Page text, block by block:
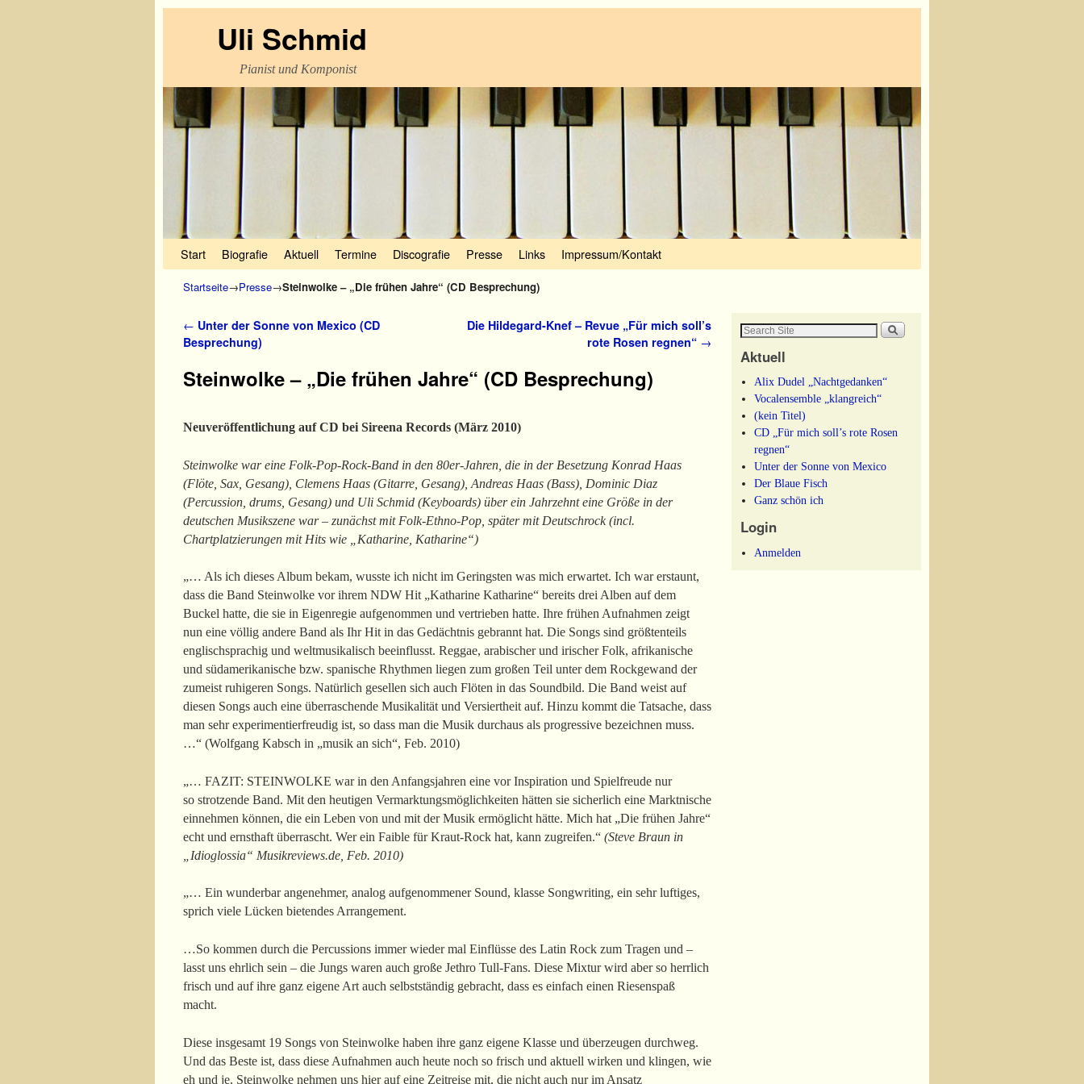
Uli Schmid
Pianist und Komponist
Start Biografie Aktuell Termine Discografie Presse Links Impressum/Kontakt
Startseite→Presse→Steinwolke – „Die frühen Jahre“ (CD Besprechung)
Artikelnavigation
← Unter der Sonne von Mexico (CD
Besprechung)
Die Hildegard-Knef – Revue „Für mich soll’s
rote Rosen regnen“ →
Steinwolke – „Die frühen Jahre“ (CD Besprechung)
Neuveröffentlichung auf CD bei Sireena Records (März 2010)
Steinwolke war eine Folk-Pop-Rock-Band in den 80er-Jahren, die in der Besetzung Konrad Haas
(Flöte, Sax, Gesang), Clemens Haas (Gitarre, Gesang), Andreas Haas (Bass), Dominic Diaz
(Percussion, drums, Gesang) und Uli Schmid (Keyboards) über ein Jahrzehnt eine Größe in der
deutschen Musikszene war – zunächst mit Folk-Ethno-Pop, später mit Deutschrock (incl.
Chartplatzierungen mit Hits wie „Katharine, Katharine“)
„… Als ich dieses Album bekam, wusste ich nicht im Geringsten was mich erwartet. Ich war erstaunt,
dass die Band Steinwolke vor ihrem NDW Hit „Katharine Katharine“ bereits drei Alben auf dem
Buckel hatte, die sie in Eigenregie aufgenommen und vertrieben hatte. Ihre frühen Aufnahmen zeigt
nun eine völlig andere Band als Ihr Hit in das Gedächtnis gebrannt hat. Die Songs sind größtenteils
englischsprachig und weltmusikalisch beeinflusst. Reggae, arabischer und irischer Folk, afrikanische
und südamerikanische bzw. spanische Rhythmen liegen zum großen Teil unter dem Rockgewand der
zumeist ruhigeren Songs. Natürlich gesellen sich auch Flöten in das Soundbild. Die Band weist auf
diesen Songs auch eine überraschende Musikalität und Versiertheit auf. Hinzu kommt die Tatsache, dass
man sehr experimentierfreudig ist, so dass man die Musik durchaus als progressive bezeichnen muss.
…“ (Wolfgang Kabsch in „musik an sich“, Feb. 2010)
„… FAZIT: STEINWOLKE war in den Anfangsjahren eine vor Inspiration und Spielfreude nur
so strotzende Band. Mit den heutigen Vermarktungsmöglichkeiten hätten sie sicherlich eine Marktnische
einnehmen können, die ein Leben von und mit der Musik ermöglicht hätte. Mich hat „Die frühen Jahre“
echt und ernsthaft überrascht. Wer ein Faible für Kraut-Rock hat, kann zugreifen.“ (Steve Braun in
„Idioglossia“ Musikreviews.de, Feb. 2010)
„… Ein wunderbar angenehmer, analog aufgenommener Sound, klasse Songwriting, ein sehr luftiges,
sprich viele Lücken bietendes Arrangement.
…So kommen durch die Percussions immer wieder mal Einflüsse des Latin Rock zum Tragen und –
lasst uns ehrlich sein – die Jungs waren auch große Jethro Tull-Fans. Diese Mixtur wird aber so herrlich
frisch und auf ihre ganz eigene Art auch selbstständig gebracht, dass es einfach einen Riesenspaß
macht.
Diese insgesamt 19 Songs von Steinwolke haben ihre ganz eigene Klasse und überzeugen durchweg.
Und das Beste ist, dass diese Aufnahmen auch heute noch so frisch und aktuell wirken und klingen, wie
eh und je. Steinwolke nehmen uns hier auf eine Zeitreise mit, die nicht auch nur im Ansatz
Aktuell
Alix Dudel „Nachtgedanken“
Vocalensemble „klangreich“
(kein Titel)
CD „Für mich soll’s rote Rosen
regnen“
Unter der Sonne von Mexico
Der Blaue Fisch
Ganz schön ich
Login
Anmelden